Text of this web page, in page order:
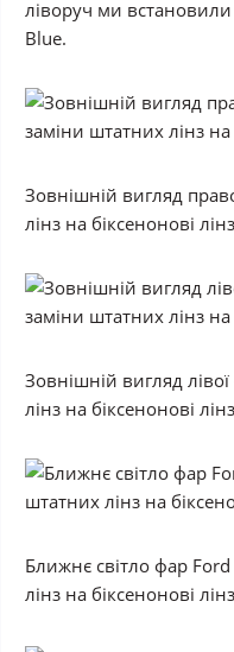
ліворуч ми встановили
Blue.
Зовнішній вигляд
лінз на біксенонові
Зовнішній вигляд
лінз на біксенонові
Ближнє світло фар
лінз на біксенонові